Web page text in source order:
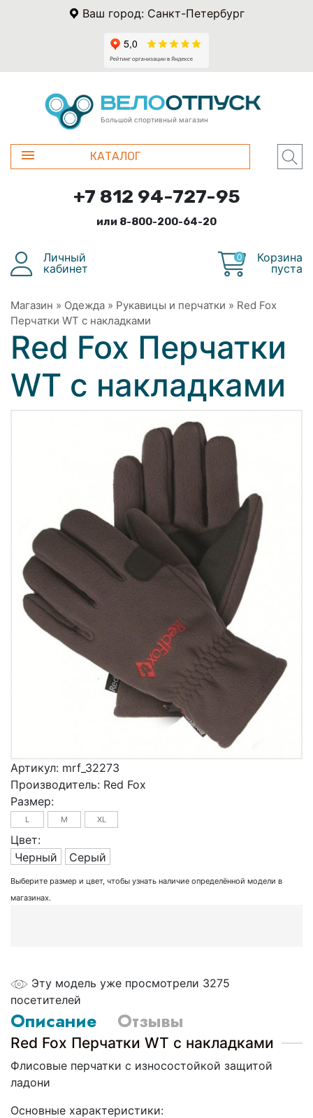
Ваш город: Санкт-Петербург
Большой спортивный магазин
КАТАЛОГ
+7 812 94-727-95
или 8-800-200-64-20
Личный
кабинет
0
Корзина
пуста
Магазин » Одежда » Рукавицы и перчатки » Red Fox
Перчатки WT с накладками
Red Fox Перчатки
WT с накладками
Артикул: mrf_32273
Производитель: Red Fox
Размер:
L M XL
Цвет:
Черный
Серый
Выберите размер и цвет, чтобы узнать наличие определённой модели в
магазинах.
Эту модель уже просмотрели 3275
посетителей
Описание Отзывы
Red Fox Перчатки WT с накладками
Флисовые перчатки с износостойкой защитой
ладони
Основные характеристики: